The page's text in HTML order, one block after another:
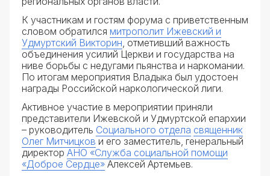
К участникам и гостям форума с приветственным
словом обратился митрополит Ижевский и
Удмуртский Викторин, отметивший важность
объединения усилий Церкви и государства на
ниве борьбы с недугами пьянства и наркомании.
По итогам мероприятия Владыка был удостоен
награды Российской наркологической лиги.
Активное участие в мероприятии приняли
представители Ижевской и Удмуртской епархии
– руководитель Социального отдела священник
Олег Митчицков и его заместитель, генеральный
директор АНО «Служба социальной помощи
«Доброе Сердце» Алексей Артемьев.